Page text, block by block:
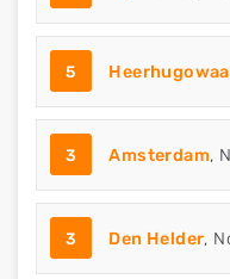
5
3 Amsterdam,
3 Den Helder,